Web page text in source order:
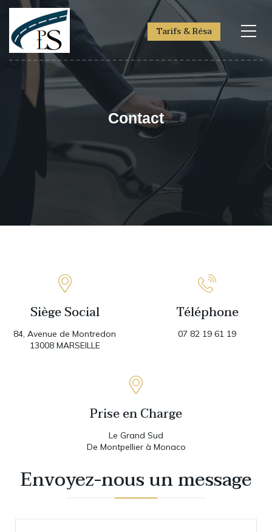
Tarifs & Résa
Contact
Siège Social
84, Avenue de Montredon
13008 MARSEILLE
Téléphone
07 82 19 61 19
Prise en Charge
Le Grand Sud
De Montpellier à Monaco
Envoyez-nous un message